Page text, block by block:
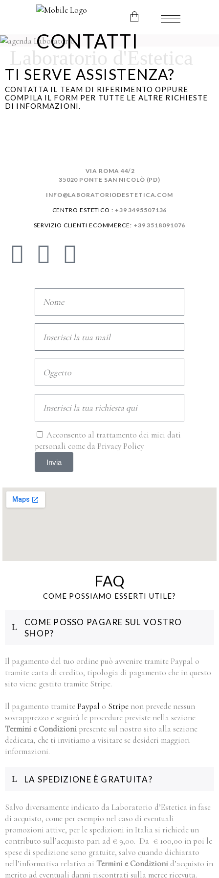
No products in the cart.
CONTATTI
Laboratorio d'Estetica
TI SERVE ASSISTENZA?
CONTATTA IL TEAM DI RIFERIMENTO OPPURE
COMPILA IL FORM PER TUTTE LE ALTRE RICHIESTE
DI INFORMAZIONI.
VIA ROMA 44/2
35020 PONTE SAN NICOLÒ (PD)
INFO@LABORATORIODESTETICA.COM
CENTRO ESTETICO : +39 3495507136
SERVIZIO CLIENTI ECOMMERCE: +39 3518091076
Acconsento al trattamento dei miei dati
personali come da Privacy Policy
Invia
FAQ
COME POSSIAMO ESSERTI UTILE?
COME POSSO PAGARE SUL VOSTRO
SHOP?
Il pagamento del tuo ordine può avvenire tramite Paypal o
tramite carta di credito, tipologia di pagamento che in questo
sito viene gestito tramite Stripe.
Il pagamento tramite Paypal o Stripe non prevede nessun
sovrapprezzo e seguirà le procedure previste nella sezione
Termini e Condizioni presente sul nostro sito alla sezione
dedicata, che ti invitiamo a visitare se desideri maggiori
informazioni.
LA SPEDIZIONE È GRATUITA?
Salvo diversamente indicato da Laboratorio d’Estetica in fase
di acquisto, come per esempio nel caso di eventuali
promozioni attive, per le spedizioni in Italia si richiede un
contributo sull’acquisto pari ad € 9,00. Da € 100,00 in poi le
spese di spedizione sono gratuite, salvo quando dichiarato
nell’informativa relativa ai Termini e Condizioni d’acquisto in
merito ad eventuali danni riscontrati sulla merce ricevuta.